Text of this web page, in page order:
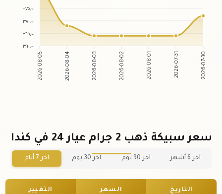
٣٧٥٫٠٠
٣٧٠٫٠٠
٣٦٥٫٠٠
٣٦٠٫٠٠
2026-08-05 2026-08-04 2026-08-03 2026-08-02 2026-08-01 2026-07-31 2026-07-30
سعر سبيكة ذهب 2 جرام عيار 24 في كندا
آخر 6 أشهر آخر 90 يوم آخر 30 يوم آخر 7 أيام
التاريخ السعر التغيير